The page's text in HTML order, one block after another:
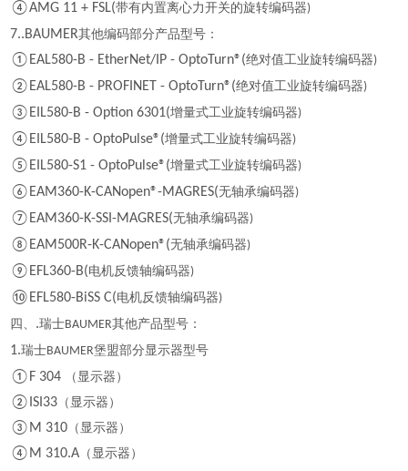
④AMG 11 + FSL(带有内置离心力开关的旋转编码器)
7..BAUMER其他编码部分产品型号：
①EAL580-B - EtherNet/IP - OptoTurn®(绝对值工业旋转编码器)
②EAL580-B - PROFINET - OptoTurn®(绝对值工业旋转编码器)
③EIL580-B - Option 6301(增量式工业旋转编码器)
④EIL580-B - OptoPulse®(增量式工业旋转编码器)
⑤EIL580-S1 - OptoPulse®(增量式工业旋转编码器)
⑥EAM360-K-CANopen®-MAGRES(无轴承编码器)
⑦EAM360-K-SSI-MAGRES(无轴承编码器)
⑧EAM500R-K-CANopen®(无轴承编码器)
⑨EFL360-B(电机反馈轴编码器)
⑩EFL580-BiSS C(电机反馈轴编码器)
四、 .瑞士BAUMER其他产品型号：
1.瑞士BAUMER堡盟部分显示器型号
①F 304 （显示器）
②ISI33 （显示器）
③M 310 （显示器）
④M 310.A （显示器）